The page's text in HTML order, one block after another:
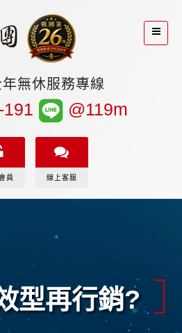
無休服務專線
191 @119m
員 線上客服
型再行銷?